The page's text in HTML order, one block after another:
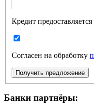
Кредит
Согласен на обработку
Получить предложение
Банки партнёры: